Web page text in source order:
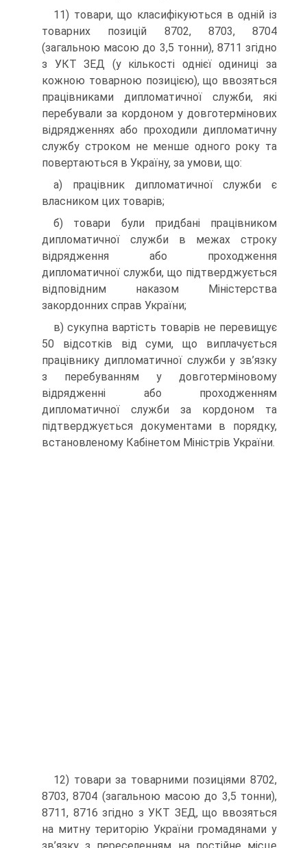
11) товари, що класифікуються в одній із
товарних позицій 8702, 8703, 8704
(загальною масою до 3,5 тонни), 8711 згідно
з УКТ ЗЕД (у кількості однієї одиниці за
кожною товарною позицією), що ввозяться
працівниками дипломатичної служби, які
перебували за кордоном у довготермінових
відрядженнях або проходили дипломатичну
службу строком не менше одного року та
повертаються в Україну, за умови, що:
а) працівник дипломатичної служби є
власником цих товарів;
б) товари були придбані працівником
дипломатичної служби в межах строку
відрядження або проходження
дипломатичної служби, що підтверджується
відповідним наказом Міністерства
закордонних справ України;
в) сукупна вартість товарів не перевищує
50 відсотків від суми, що виплачується
працівнику дипломатичної служби у зв’язку
з перебуванням у довготерміновому
відрядженні або проходженням
дипломатичної служби за кордоном та
підтверджується документами в порядку,
встановленому Кабінетом Міністрів України.
12) товари за товарними позиціями 8702,
8703, 8704 (загальною масою до 3,5 тонни),
8711, 8716 згідно з УКТ ЗЕД, що ввозяться
на митну територію України громадянами у